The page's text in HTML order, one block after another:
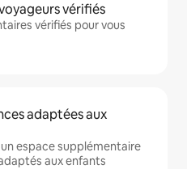
vérifiés
vérifiés pour vous
adaptées aux
espace supplémentaire
aux enfants